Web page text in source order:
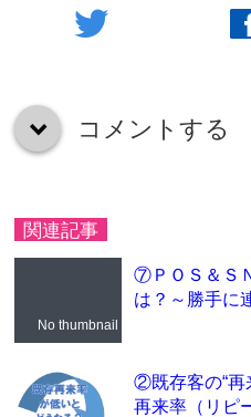
twitter
down コメントする
関連記事
No thumbnail
⑦ＰＯＳ＆Ｓ
は？～勝手に
②既存客の“再
再来率（リピ